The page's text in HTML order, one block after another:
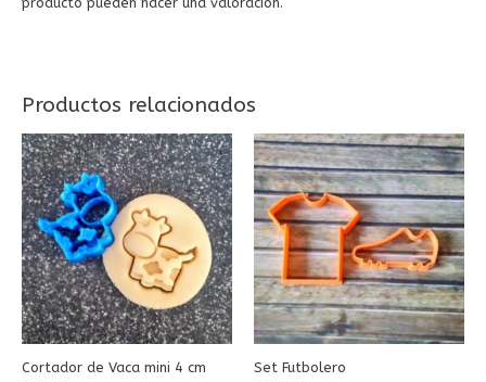
Productos relacionados
Cortador de Vaca mini 4 cm Set Futbolero